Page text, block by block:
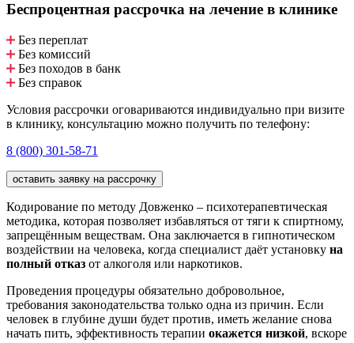
Беспроцентная рассрочка на лечение в клинике
Без переплат
Без комиссий
Без походов в банк
Без справок
Условия рассрочки оговариваются индивидуально при визите
в клинику, консультацию можно получить по телефону:
8 (800) 301-58-71
оставить заявку на рассрочку
Кодирование по методу Довженко – психотерапевтическая
методика, которая позволяет избавляться от тяги к спиртному,
запрещённым веществам. Она заключается в гипнотическом
воздействии на человека, когда специалист даёт установку на
полный отказ от алкоголя или наркотиков.
Проведения процедуры обязательно добровольное,
требования законодательства только одна из причин. Если
человек в глубине души будет против, иметь желание снова
начать пить, эффективность терапии окажется низкой, вскоре